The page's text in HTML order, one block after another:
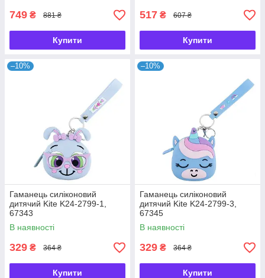
749 ₴ 881 ₴
Купити
517 ₴ 607 ₴
Купити
–10%
Гаманець силіконовий
дитячий Kite K24-2799-1,
67343
В наявності
329 ₴ 364 ₴
Купити
–10%
Гаманець силіконовий
дитячий Kite K24-2799-3,
67345
В наявності
329 ₴ 364 ₴
Купити